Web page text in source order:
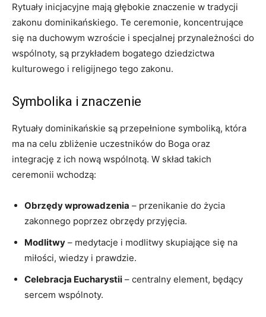
Rytuały inicjacyjne mają głębokie⁢ znaczenie w tradycji
zakonu dominikańskiego. ⁣Te ceremonie, koncentrujące
się na duchowym wzroście i specjalnej przynależności do⁢
wspólnoty, są przykładem bogatego dziedzictwa
kulturowego i religijnego tego zakonu.
Symbolika i znaczenie
Rytuały‍ dominikańskie są przepełnione symboliką, która
ma na celu zbliżenie uczestników do Boga‍ oraz
integrację z ich nową wspólnotą. W skład takich
ceremonii wchodzą:
Obrzędy wprowadzenia – przenikanie do życia‌
zakonnego poprzez obrzędy przyjęcia.
Modlitwy – medytacje ‌i modlitwy skupiające się na
miłości, ‌wiedzy i prawdzie.
Celebracja⁣ Eucharystii – centralny element,‍ będący
sercem wspólnoty.